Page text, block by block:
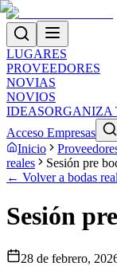
LUGARES
PROVEEDORES
NOVIAS
NOVIOS
IDEASORGANIZA
Acceso Empresas
Inicio
reales
Sesión pre
← Volver a bodas
Sesión
28 de febrero,